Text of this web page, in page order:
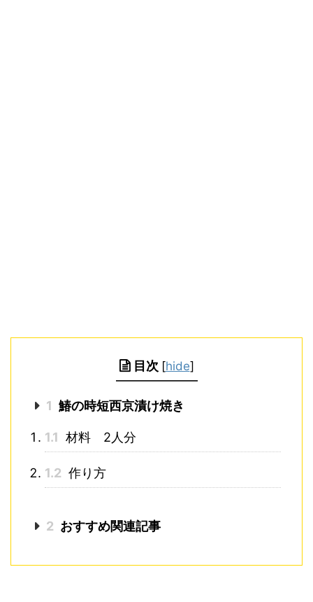
目次 [hide]
1 鰆の時短西京漬け焼き
1.1 材料 2人分
1.2 作り方
2 おすすめ関連記事